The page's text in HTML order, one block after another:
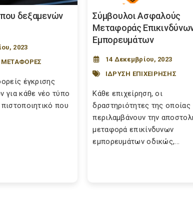
δεξαμενών
2023
ΜΕΤΑΦΟΡΕΣ
έγκρισης
για κάθε νέο τύπο
που
Σύμβουλοι Ασφαλούς
Μεταφοράς
Εμπορευμάτων
14 Δεκεμβρίου, 2023
ΙΔΡΥΣΗ ΕΠΙΧΕΙΡΗΣΗΣ
Κάθε επιχείρηση, οι
δραστηριότητες της οποίας
περιλαμβάνουν την
μεταφορά επικίνδυνων
εμπορευμάτων οδικώς,...